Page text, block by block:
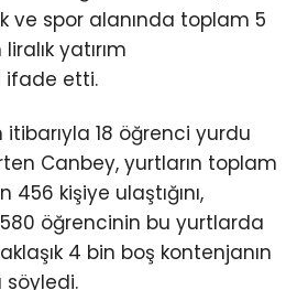
ve spor alanında toplam 5
yatırım
ifade etti.
itibarıyla 18 öğrenci yurdu
Canbey, yurtların toplam
456 kişiye ulaştığını,
580 öğrencinin bu yurtlarda
4 bin boş kontenjanın